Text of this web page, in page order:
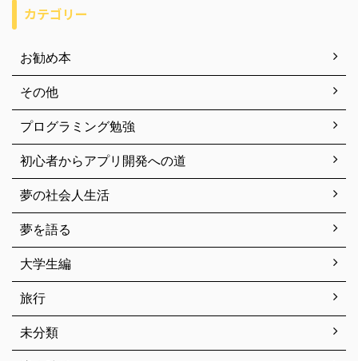
カテゴリー
お勧め本
その他
プログラミング勉強
初心者からアプリ開発への道
夢の社会人生活
夢を語る
大学生編
旅行
未分類